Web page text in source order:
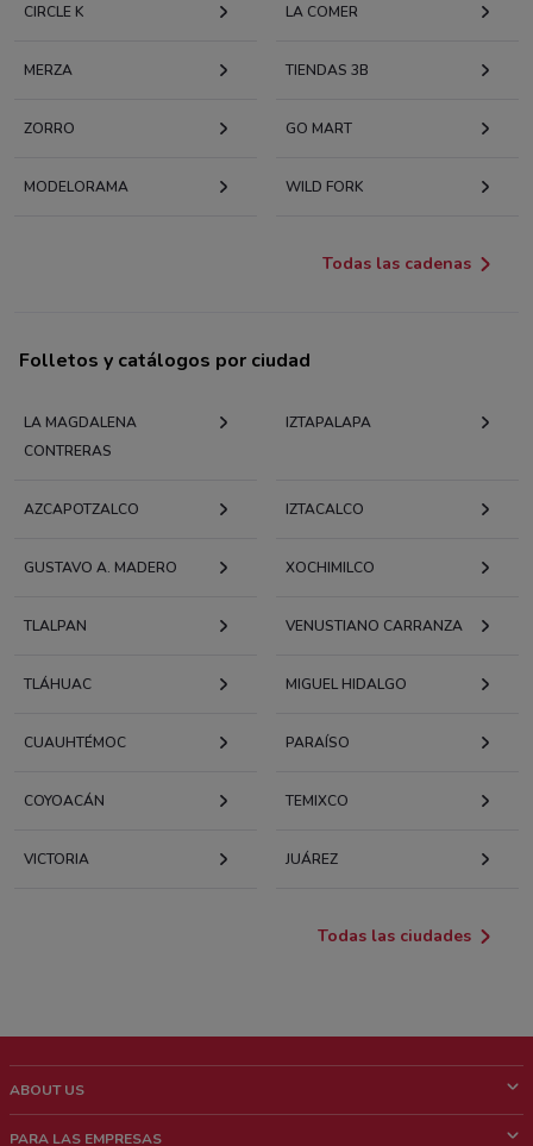
CIRCLE K LA COMER
MERZA TIENDAS 3B
ZORRO GO MART
MODELORAMA WILD FORK
Todas las cadenas
Folletos y catálogos por ciudad
LA MAGDALENA
CONTRERAS
IZTAPALAPA
AZCAPOTZALCO IZTACALCO
GUSTAVO A. MADERO XOCHIMILCO
TLALPAN VENUSTIANO CARRANZA
TLÁHUAC MIGUEL HIDALGO
CUAUHTÉMOC PARAÍSO
COYOACÁN TEMIXCO
VICTORIA JUÁREZ
Todas las ciudades
ABOUT US
PARA LAS EMPRESAS